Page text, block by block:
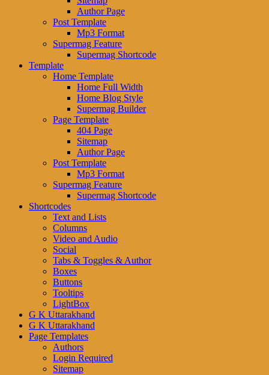
Author Page
Post Template
Mp3 Format
Supermag Feature
Supermag Shortcode
Template
Home Template
Home Full Width
Home Blog Style
Supermag Builder
Page Template
404 Page
Sitemap
Author Page
Post Template
Mp3 Format
Supermag Feature
Supermag Shortcode
Shortcodes
Text and Lists
Columns
Video and Audio
Social
Tabs & Toggles & Author
Boxes
Buttons
Tooltips
LightBox
G K Uttarakhand
G K Uttarakhand
Page Templates
Authors
Login Required
Sitemap